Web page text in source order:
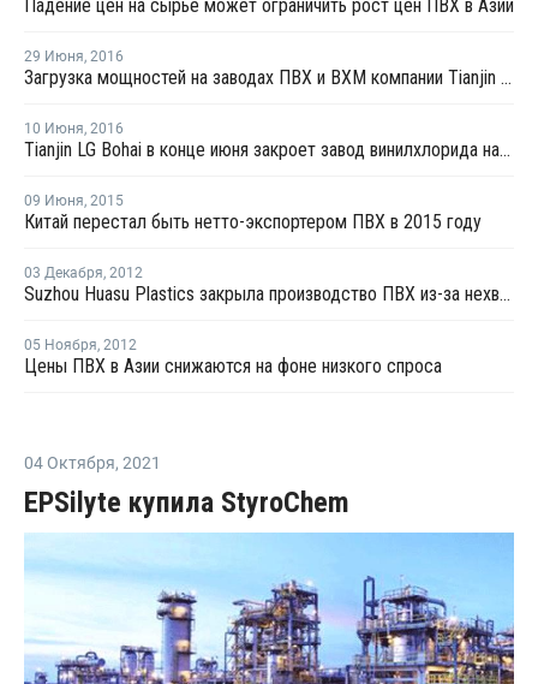
Падение цен на сырье может ограничить рост цен ПВХ в Азии
29 Июня, 2016
Загрузка мощностей на заводах ПВХ и ВХМ компании Tianjin LG Bohai в Тяньцзине составляет 70%
10 Июня, 2016
Tianjin LG Bohai в конце июня закроет завод винилхлорида на ремонт
09 Июня, 2015
Китай перестал быть нетто-экспортером ПВХ в 2015 году
03 Декабря, 2012
Suzhou Huasu Plastics закрыла производство ПВХ из-за нехватки сырья
05 Ноября, 2012
Цены ПВХ в Азии снижаются на фоне низкого спроса
04 Октября, 2021
EPSilyte купила StyroChem